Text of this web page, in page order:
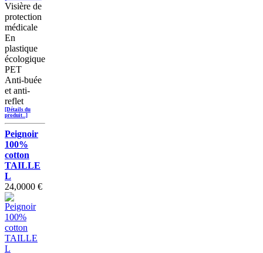
Visière de
protection
médicale
En
plastique
écologique
PET
Anti-buée
et anti-
reflet
[Détails du
produit...]
Peignoir
100%
cotton
TAILLE
L
24,0000 €